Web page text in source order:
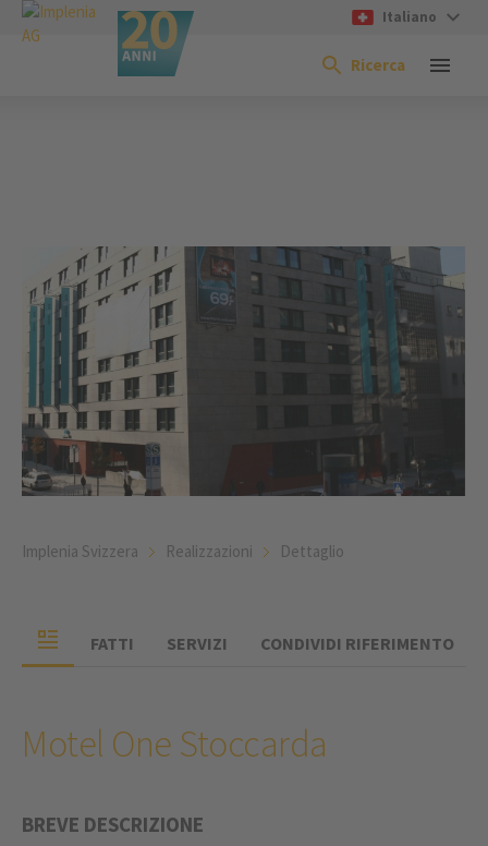
Italiano
Ricerca
Implenia Svizzera Realizzazioni Dettaglio
FATTI SERVIZI CONDIVIDI RIFERIMENTO
Motel One Stoccarda
BREVE DESCRIZIONE